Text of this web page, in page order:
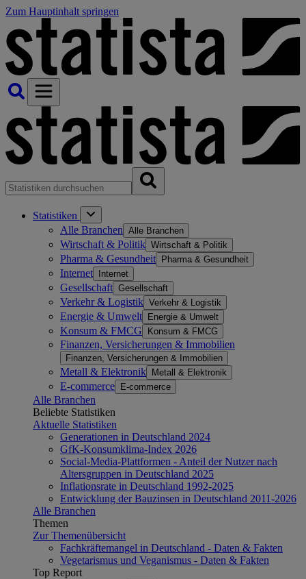
Zum Hauptinhalt springen
Statistiken
Alle Branchen Alle Branchen
Wirtschaft & Politik Wirtschaft & Politik
Pharma & Gesundheit Pharma & Gesundheit
Internet Internet
Gesellschaft Gesellschaft
Verkehr & Logistik Verkehr & Logistik
Energie & Umwelt Energie & Umwelt
Konsum & FMCG Konsum & FMCG
Finanzen, Versicherungen & Immobilien
Finanzen, Versicherungen & Immobilien
Metall & Elektronik Metall & Elektronik
E-commerce E-commerce
Alle Branchen
Beliebte Statistiken
Aktuelle Statistiken
Generationen in Deutschland 2024
GfK-Konsumklima-Index 2026
Social-Media-Plattformen - Anteil der Nutzer nach
Altersgruppen in Deutschland 2025
Inflationsrate in Deutschland 1992-2025
Entwicklung der Bauzinsen in Deutschland 2011-2026
Alle Branchen
Themen
Zur Themenübersicht
Fachkräftemangel in Deutschland - Daten & Fakten
Vegetarismus und Veganismus - Daten & Fakten
Top Report